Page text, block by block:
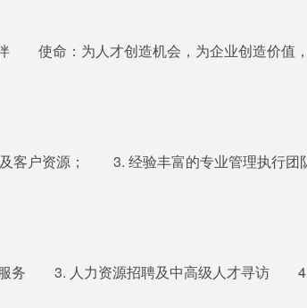
使命：为人才创造机会，为企业创造价值
客户资源； 3. 经验丰富的专业管理执行
3. 人力资源招聘及中高级人才寻访 4.